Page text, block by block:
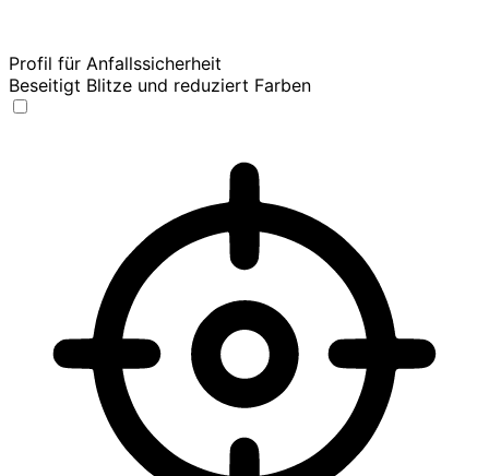
Profil für Anfallssicherheit
Beseitigt Blitze und reduziert Farben